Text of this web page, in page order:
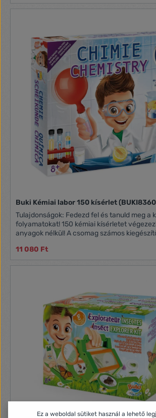
Buki Kémiai labor 150 kísérlet
Tulajdonságok: Fedezd fel és tanuld meg a kémiai
folyamatokat! 150 kémiai kísérletet
anyagok nélkül! A csomag számos
11 080 Ft
Ez a weboldal sütiket használ a lehető